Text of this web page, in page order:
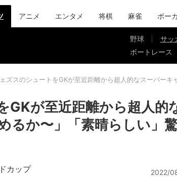
アニメ エンタメ 将棋 麻雀 ポー
野球 サッ
ボートレース
ズスのシュートをGKが至近距離から超人的なスーパーキ
GKが至近距離から超人的
るか〜」「素晴らしい」
カップ 2022/